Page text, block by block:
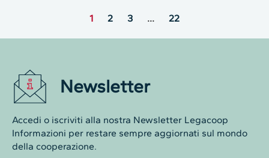
1 2 3 … 22
Newsletter
Accedi o iscriviti alla nostra Newsletter Legacoop
Informazioni per restare sempre aggiornati sul mondo
della cooperazione.